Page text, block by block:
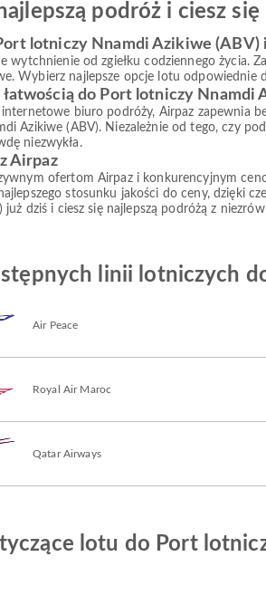
podróż i ciesz
lotniczy Nnamdi Azikiwe
wytchnienie od zgiełku codziennego życia.
Wybierz najlepsze opcje lotu odpowiednie
łatwością do Port lotniczy Nnamdi
biuro podróży, Airpaz zapewnia
Azikiwe (ABV). Niezależnie od tego, czy
niezwykła.
Airpaz
ofertom Airpaz i konkurencyjnym
stosunku jakości do ceny, dzięki
już dziś i ciesz się najlepszą podróżą z
linii lotniczych
Air Peace
Royal Air Maroc
Qatar Airways
lotu do Port